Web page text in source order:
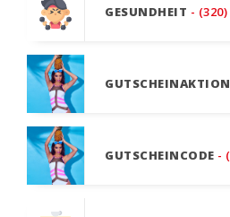
GESUNDHEIT - (320)
GUTSCHEINAKTION
GUTSCHEINCODE -